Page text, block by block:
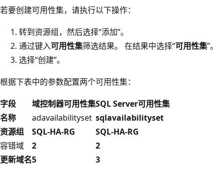
若要创建可用性集，请执行以下操作：
转到资源组，然后选择“添加”。
通过键入可用性集筛选结果。 在结果中选择“可用性集”。
选择“创建”。
根据下表中的参数配置两个可用性集：
字段
域控制器可用性集SQL Server可用性集
名称
adavailabilityset sqlavailabilityset
资源组
SQL-HA-RG
SQL-HA-RG
容错域
2
2
更新域名5
3